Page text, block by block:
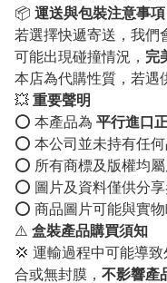
📦 運送與包裝注意事項
若選擇快遞寄送，我們
可能出現碰撞情況， 完
本店為代購性質，若遇
💥 重要聲明
⭕️ 本產品為 平行進口
⭕️ 本公司並未持有任何
⭕️ 所有商標及版權均屬
⭕️ 圖片及資料僅供分享
⭕️ 商品圖片可能與實
⚠️ 盒裝產品購買須知
💢 運輸過程中可能導
合或無封膜， 不影響產